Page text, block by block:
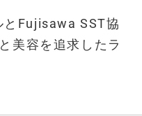
とFujisawa SST協
美容を追求したラ